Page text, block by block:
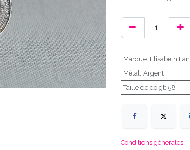
Marque: Elisabeth
Métal: Argent
Taille de doigt: 58
Conditions générales